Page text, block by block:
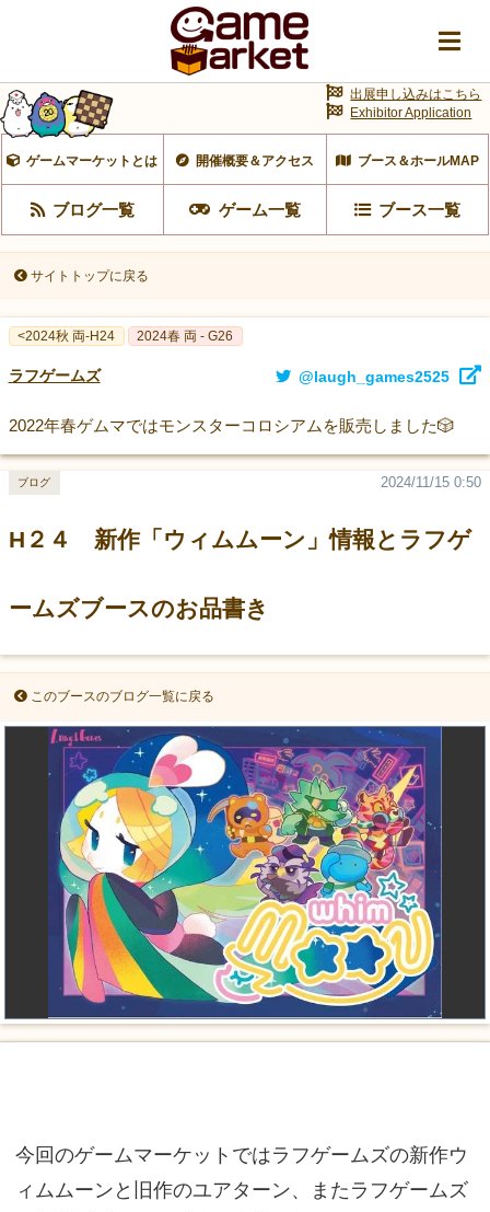
ゲームマーケットとは 開催概要＆アクセス ブース＆ホールMAP
ブログ一覧 ゲーム一覧 ブース一覧
出展申し込みはこちら
Exhibitor Application
サイトトップに戻る
<2024秋 両-H24 2024春 両 - G26
ラフゲームズ @laugh_games2525
2022年春ゲムマではモンスターコロシアムを販売しました🎲
H２４ 新作「ウィムムーン」情報とラフゲ
ームズブースのお品書き
2024/11/15 0:50
ブログ
このブースのブログ一覧に戻る
今回のゲームマーケットではラフゲームズの新作ウ
ィムムーンと旧作のユアターン、またラフゲームズ